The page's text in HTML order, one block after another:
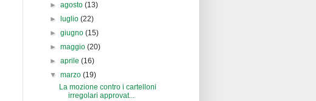
►agosto(13)
►
luglio(22)
►giugno(15)
►maggio(20)
►aprile(16)
▼marzo(19)
La mozione contro i cartelloni
irregolari approvat...